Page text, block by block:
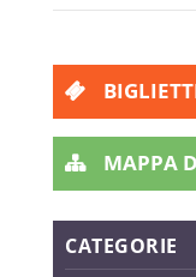
MAPPA
CATEGORIE